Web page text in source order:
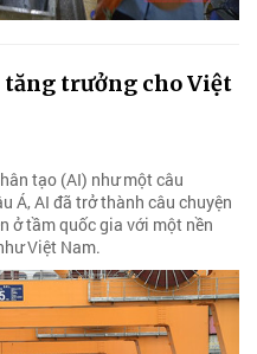
trưởng cho Việt
tạo (AI) như một câu
Á, AI đã trở thành câu chuyện
ở tầm quốc gia với một nền
Việt Nam.